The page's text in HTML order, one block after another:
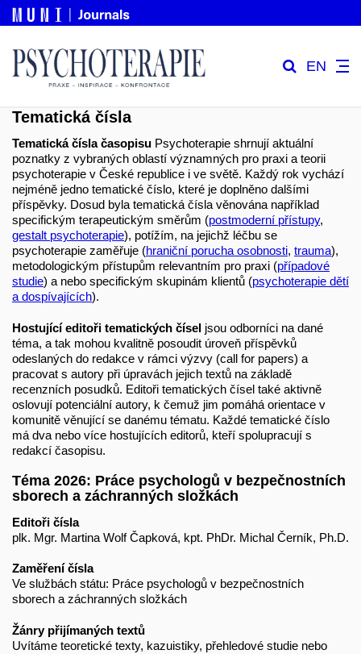
EN
Tematická čísla
Tematická čísla časopisu Psychoterapie shrnují aktuální
poznatky z vybraných oblastí významných pro praxi a teorii
psychoterapie v České republice i ve světě. Každý rok vychází
nejméně jedno tematické číslo, které je doplněno dalšími
příspěvky. Dosud byla tematická čísla věnována například
specifickým terapeutickým směrům (postmoderní přístupy,
gestalt psychoterapie), potížím, na jejichž léčbu se
psychoterapie zaměřuje (hraniční porucha osobnosti, trauma),
metodologickým přístupům relevantním pro praxi (případové
studie) a nebo specifickým skupinám klientů (psychoterapie dětí
a dospívajících).
Hostující editoři tematických čísel jsou odborníci na dané
téma, a tak mohou kvalitně posoudit úroveň příspěvků
odeslaných do redakce v rámci výzvy (call for papers) a
pracovat s autory při úpravách jejich textů na základě
recenzních posudků. Editoři tematických čísel také aktivně
oslovují potenciální autory, k čemuž jim pomáhá orientace v
komunitě věnující se danému tématu. Každé tematické číslo
má dva nebo více hostujících editorů, kteří spolupracují s
redakcí časopisu.
Téma 2026: Práce psychologů v bezpečnostních
sborech a záchranných složkách
Editoři čísla
plk. Mgr. Martina Wolf Čapková, kpt. PhDr. Michal Černík, Ph.D.
Zaměření čísla
Ve službách státu: Práce psychologů v bezpečnostních
sborech a záchranných složkách
Žánry přijímaných textů
Uvítáme teoretické texty, kazuistiky, přehledové studie nebo